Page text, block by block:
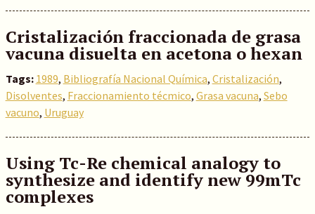
Cristalización fraccionada de grasa
vacuna disuelta en acetona o hexan
Tags: 1989, Bibliografía Nacional Química, Cristalización,
Disolventes, Fraccionamiento técmico, Grasa vacuna, Sebo
vacuno, Uruguay
Using Tc-Re chemical analogy to
synthesize and identify new 99mTc
complexes